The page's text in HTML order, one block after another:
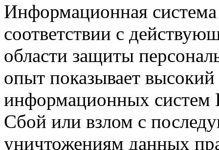
Информационная
соответствии с
области защиты
опыт показывает
информационных систем
Сбой или взлом с
уничтожениям данных